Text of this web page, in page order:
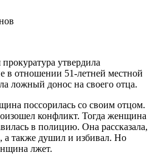
утвердила
в отношении 51-летней местной
ложный донос на своего отца.
поссорилась со своим отцом.
конфликт. Тогда женщина
в полицию. Она рассказала,
а также душил и избивал. Но
лжет.